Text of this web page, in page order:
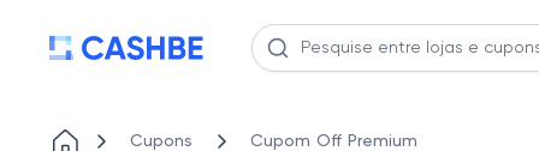
Cupons Cupom Off Premium